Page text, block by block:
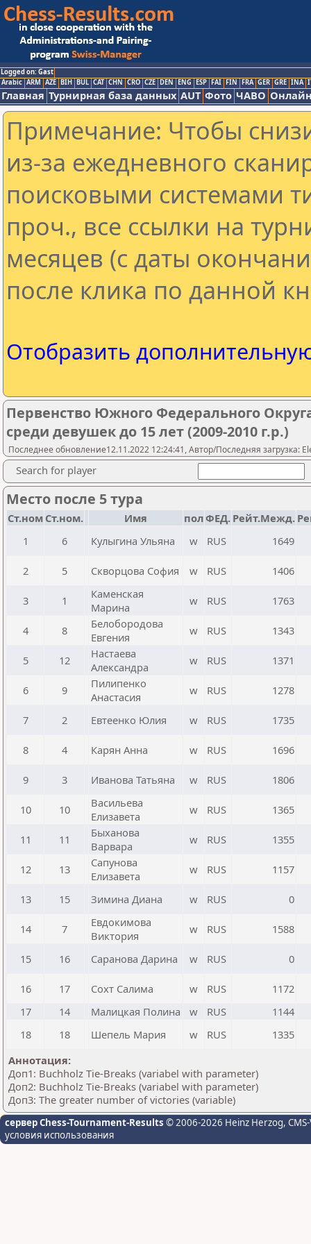
Logged on: Gast
Arabic ARM AZE BIH BUL CAT CHN CRO CZE DEN ENG ESP FAI FIN FRA GER GRE INA
Главная Турнирная база данных AUT Фото ЧАВО
Примечание: Чтобы
из-за ежедневного
поисковыми системами
проч., все ссылки на
месяцев (с даты
после клика по данной
Отобразить
Первенство Южного Федерального
среди девушек до 15 лет (2009-2010 г.р.)
Последнее обновление12.11.2022 12:24:41, Автор/Последняя загрузка:
Search for player
Место после 5 тура
Ст.ном Ст.ном. Имя полФЕД. Рейт.Межд.
1
6 Кулыгина Ульяна w RUS 1649
2 5 Скворцова София w RUS 1406
3 1
Каменская
Марина
w RUS 1763
4 8
Белобородова
Евгения
w RUS 1343
5 12
Настаева
Александра
w RUS 1371
6 9
Пилипенко
Анастасия
w RUS 1278
7 2 Евтеенко Юлия w RUS 1735
8 4 Карян Анна w RUS 1696
9 3 Иванова Татьяна w RUS 1806
10 10
Васильева
Елизавета
w RUS 1365
11 11
Быханова
Варвара
w RUS 1355
12 13
Сапунова
Елизавета
w RUS 1157
13 15 Зимина Диана w RUS 0
14 7
Евдокимова
Виктория
w RUS 1588
15 16 Саранова Дарина w RUS 0
16 17 Сохт Салима w RUS
1172
17
14 Малицкая Полина w RUS
1144
18
18 Шепель Мария w RUS
1335
Аннотация:
Доп1: Buchholz Tie-Breaks (variabel with parameter)
Доп2: Buchholz Tie-Breaks (variabel with parameter)
Доп3: The greater number of victories (variable)
сервер Chess-Tournament-Results © 2006-2026 Heinz Herzog,
условия использования